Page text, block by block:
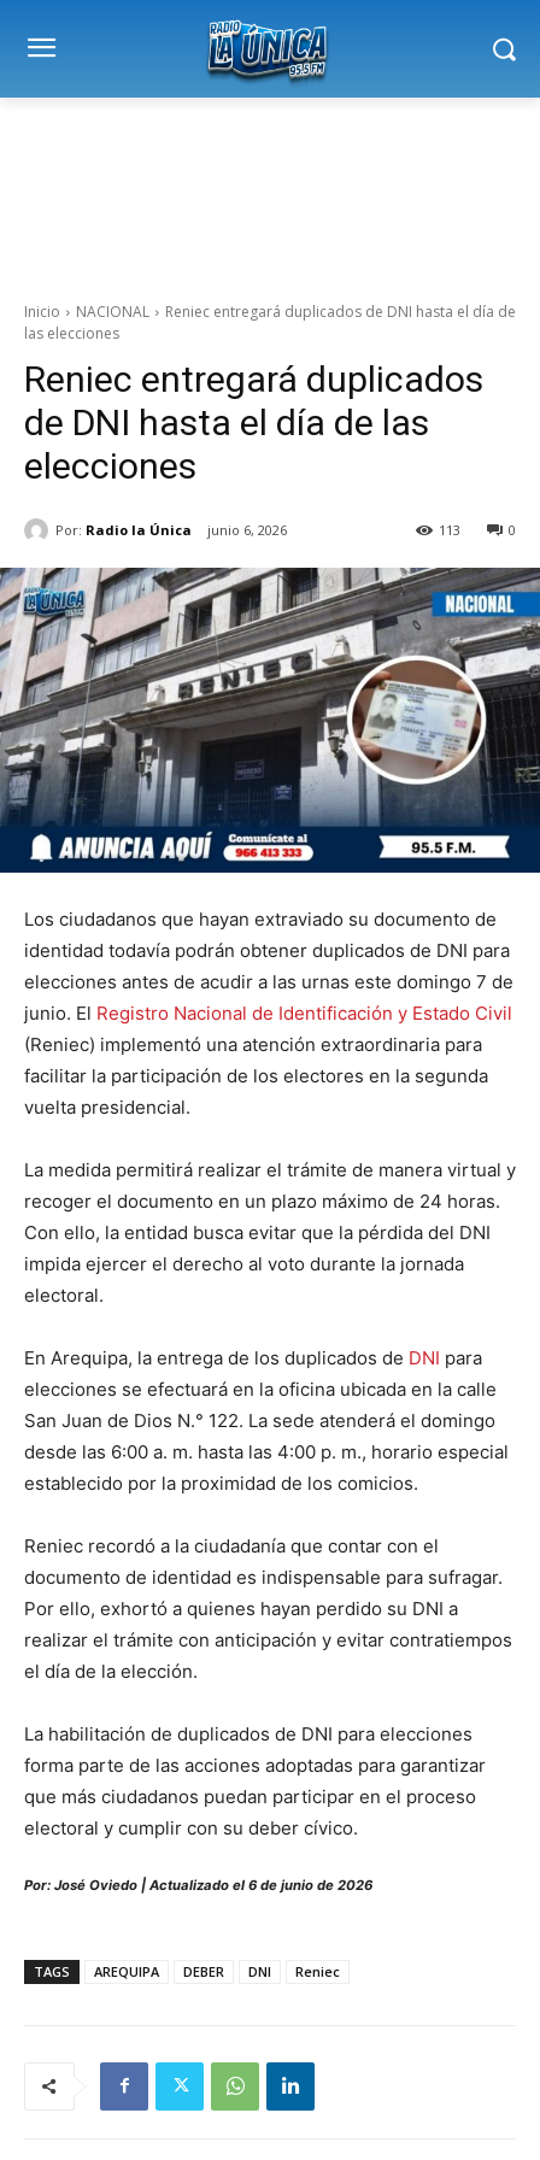
Inicio NACIONAL
Reniec entregará duplicados de DNI hasta el día de
las elecciones
Reniec entregará duplicados
de DNI hasta el día de las
elecciones
Por: Radio la Única junio 6, 2026 0
113
Los ciudadanos que hayan extraviado su documento de
identidad todavía podrán obtener duplicados de DNI para
elecciones antes de acudir a las urnas este domingo 7 de
junio. El Registro Nacional de Identificación y Estado Civil
(Reniec) implementó una atención extraordinaria para
facilitar la participación de los electores en la segunda
vuelta presidencial.
La medida permitirá realizar el trámite de manera virtual y
recoger el documento en un plazo máximo de 24 horas.
Con ello, la entidad busca evitar que la pérdida del DNI
impida ejercer el derecho al voto durante la jornada
electoral.
En Arequipa, la entrega de los duplicados de DNI para
elecciones se efectuará en la oficina ubicada en la calle
San Juan de Dios N.° 122. La sede atenderá el domingo
desde las 6:00 a. m. hasta las 4:00 p. m., horario especial
establecido por la proximidad de los comicios.
Reniec recordó a la ciudadanía que contar con el
documento de identidad es indispensable para sufragar.
Por ello, exhortó a quienes hayan perdido su DNI a
realizar el trámite con anticipación y evitar contratiempos
el día de la elección.
La habilitación de duplicados de DNI para elecciones
forma parte de las acciones adoptadas para garantizar
que más ciudadanos puedan participar en el proceso
electoral y cumplir con su deber cívico.
Por: José Oviedo | Actualizado el 6 de junio de 2026
TAGS AREQUIPA DEBER DNI Reniec